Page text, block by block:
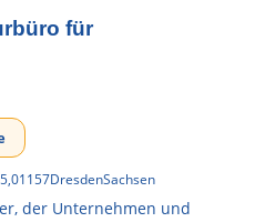
für
,01157DresdenSachsen
der Unternehmen und